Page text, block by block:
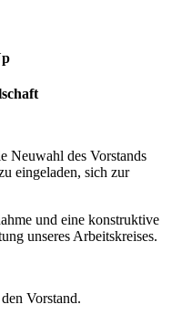
Neuwahl des Vorstands
eingeladen, sich zur
und eine konstruktive
unseres Arbeitskreises.
Vorstand.